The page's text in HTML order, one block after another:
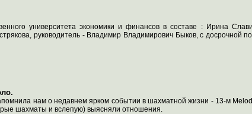
университета экономики и финансов в составе : Ирина
руководитель - Владимир Владимирович Быков, с досрочной
нам о недавнем ярком событии в шахматной жизни - 13-м
шахматы и вслепую) выясняли отношения.